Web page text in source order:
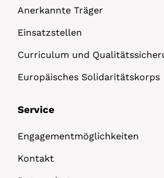
Anerkannte Träger
Einsatzstellen
Curriculum und
Europäisches Solidaritätskorps
Service
Engagementmöglichkeiten
Kontakt